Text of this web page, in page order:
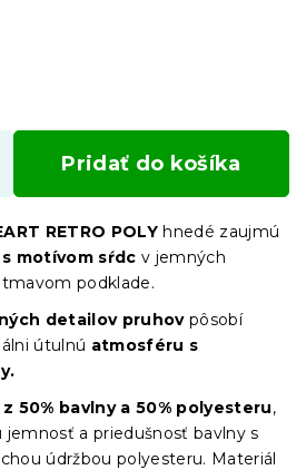
Pridať do košíka
RETRO POLY hnedé zaujmú
motívom sŕdc v jemných
podklade.
detailov pruhovpôsobí
útulnú atmosféru s
z 50% bavlny a 50% polyesteru,
jemnosť a priedušnosť bavlny s
údržbou polyesteru. Materiál